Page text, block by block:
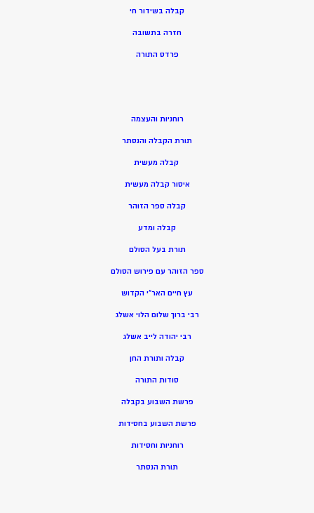
קבלה בשידור חי
חזרה בתשובה
פרדס התורה
רוחניות והעצמה
תורת הקבלה והנסתר
קבלה מעשית
איסור קבלה מעשית
קבלה ספר הזוהר
קבלה ומדע
תורת בעל הסולם
ספר הזוהר עם פירוש הסולם
עץ חיים האר”י הקדוש
רבי ברוך שלום הלוי אשלג
רבי יהודה לייב אשלג
קבלה ותורת החן
סודות התורה
פרשת השבוע בקבלה
פרשת השבוע בחסידות
רוחניות וחסידות
תורת הנסתר